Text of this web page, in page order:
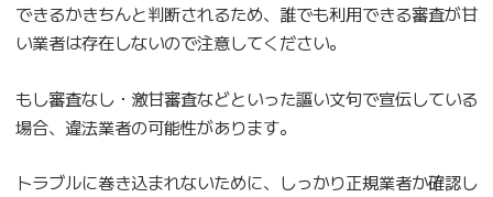
できるかきちんと判断されるため、誰でも利用できる審査が甘
い業者は存在しないので注意してください。
もし審査なし・激甘審査などといった謳い文句で宣伝している
場合、違法業者の可能性があります。
トラブルに巻き込まれないために、しっかり正規業者か確認し